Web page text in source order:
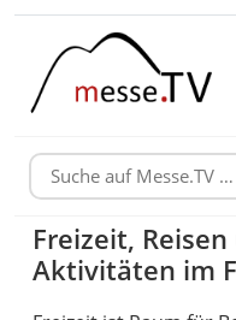
Freizeit,
Aktivitäten im